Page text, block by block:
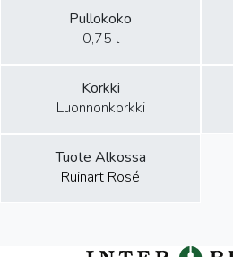
Pullokoko
0,75 l
Korkki
Luonnonkorkki
Tuote Alkossa
Ruinart Rosé